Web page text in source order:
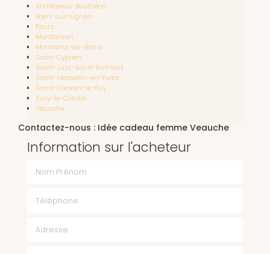
Andrézieux-Bouthéon
Boën-sur-Lignon
Feurs
Montbrison
Montrond-les-Bains
Saint-Cyprien
Saint-Just-Saint-Rambert
Saint-Marcellin-en-Forez
Saint-Romain-le-Puy
Sury-le-Comtal
Veauche
Contactez-nous : Idée cadeau femme Veauche
Information sur l'acheteur